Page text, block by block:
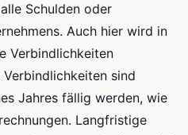
Schulden oder
Auch hier wird in
Verbindlichkeiten
sind
Jahres fällig werden, wie
Langfristige